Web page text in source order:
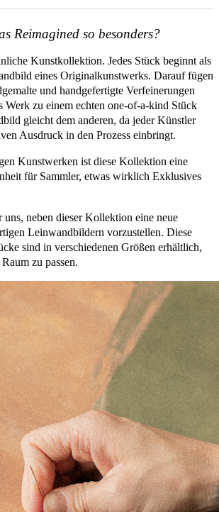
Reimagined so besonders?
Kunstkollektion. Jedes Stück beginnt als
eines Originalkunstwerks. Darauf fügen
und handgefertigte Verfeinerungen
Werk zu einem echten one-of-a-kind Stück
gleicht dem anderen, da jeder Künstler
Ausdruck in den Prozess einbringt.
Kunstwerken ist diese Kollektion eine
für Sammler, etwas wirklich Exklusives
neben dieser Kollektion eine neue
Leinwandbildern vorzustellen. Diese
sind in verschiedenen Größen erhältlich,
zu passen.